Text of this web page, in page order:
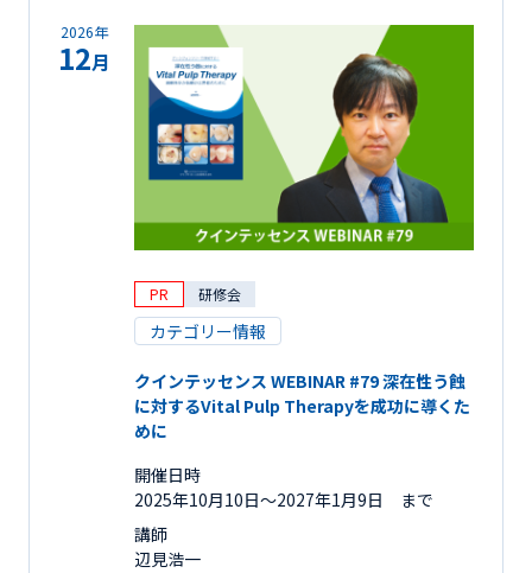
2026年
12月
PR 研修会
カテゴリー情報
クインテッセンス WEBINAR #79 深在性う蝕
に対するVital Pulp Therapyを成功に導くた
めに
開催日時
2025年10月10日〜2027年1月9日 まで
講師
辺見浩一